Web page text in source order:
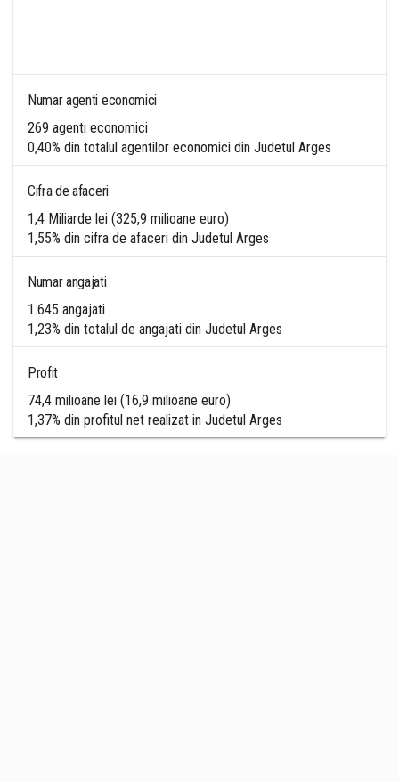
Numar agenti economici
269 agenti economici
0,40% din totalul agentilor economici din Judetul Arges
Cifra de afaceri
1,4 Miliarde lei (325,9 milioane euro)
1,55% din cifra de afaceri din Judetul Arges
Numar angajati
1.645 angajati
1,23% din totalul de angajati din Judetul Arges
Profit
74,4 milioane lei (16,9 milioane euro)
1,37% din profitul net realizat in Judetul Arges